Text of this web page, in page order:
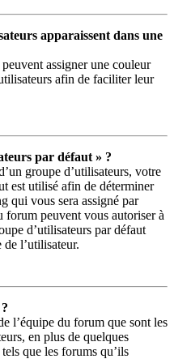
apparaissent dans une
assigner une couleur
afin de faciliter leur
par défaut » ?
groupe d’utilisateurs, votre
est utilisé afin de déterminer
qui vous sera assigné par
forum peuvent vous autoriser à
d’utilisateurs par défaut
l’utilisateur.
l’équipe du forum que sont les
en plus de quelques
que les forums qu’ils